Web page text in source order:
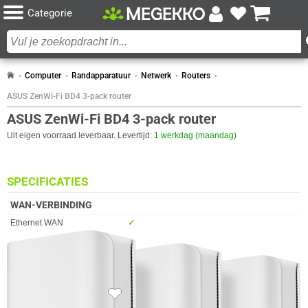
Categorie
Computer Randapparatuur Netwerk Routers
ASUS ZenWi-Fi BD4 3-pack router
ASUS ZenWi-Fi BD4 3-pack router
Uit eigen voorraad leverbaar. Levertijd: 1 werkdag (maandag)
SPECIFICATIES
WAN-VERBINDING
Eigenschap Waarde
Ethernet WAN
✓︎
SIM-kaart slot
✖︎
✖︎
4 x